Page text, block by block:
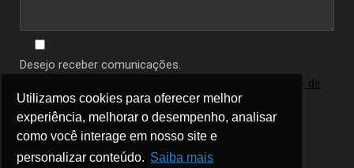
Utilizamos cookies para oferecer melhor
experiência, melhorar o desempenho, analisar
como você interage em nosso site e
personalizar conteúdo. Saiba mais
Utilizamos cookies para oferecer melhor
experiência, melhorar o desempenho, analisar
como você interage em nosso site e
personalizar conteúdo. Saiba mais
Desejo receber comunicações.
política de
privacidade .